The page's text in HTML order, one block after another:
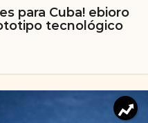
para Cuba! ebioro
tecnológico